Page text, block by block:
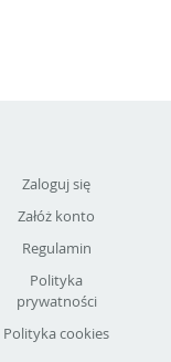
Zaloguj się
Załóż konto
Regulamin
Polityka
prywatności
Polityka cookies